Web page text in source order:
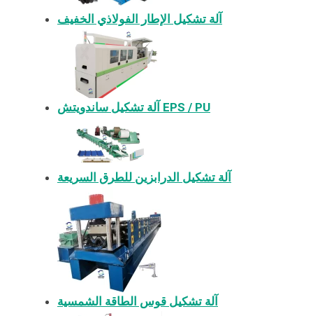
آلة تشكيل الإطار الفولاذي الخفيف
آلة تشكيل ساندويتش EPS / PU
آلة تشكيل الدرابزين للطرق السريعة
آلة تشكيل قوس الطاقة الشمسية